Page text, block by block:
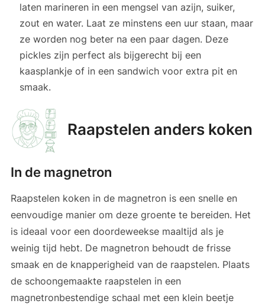
laten marineren in een mengsel van azijn, suiker,
zout en water. Laat ze minstens een uur staan, maar
ze worden nog beter na een paar dagen. Deze
pickles zijn perfect als bijgerecht bij een
kaasplankje of in een sandwich voor extra pit en
smaak.
Raapstelen anders koken
In de magnetron
Raapstelen koken in de magnetron is een snelle en
eenvoudige manier om deze groente te bereiden. Het
is ideaal voor een doordeweekse maaltijd als je
weinig tijd hebt. De magnetron behoudt de frisse
smaak en de knapperigheid van de raapstelen. Plaats
de schoongemaakte raapstelen in een
magnetronbestendige schaal met een klein beetje